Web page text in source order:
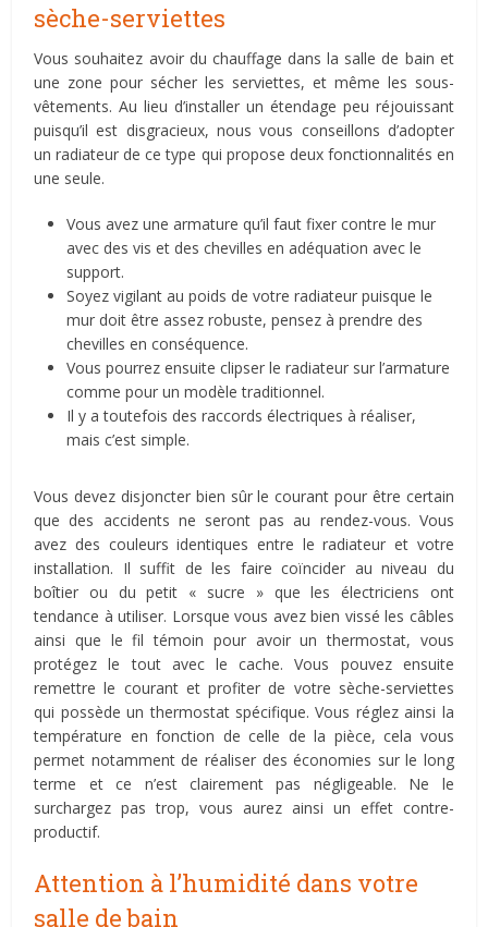
sèche-serviettes
Vous souhaitez avoir du chauffage dans la salle de bain et
une zone pour sécher les serviettes, et même les sous-
vêtements. Au lieu d’installer un étendage peu réjouissant
puisqu’il est disgracieux, nous vous conseillons d’adopter
un radiateur de ce type qui propose deux fonctionnalités en
une seule.
Vous avez une armature qu’il faut fixer contre le mur
avec des vis et des chevilles en adéquation avec le
support.
Soyez vigilant au poids de votre radiateur puisque le
mur doit être assez robuste, pensez à prendre des
chevilles en conséquence.
Vous pourrez ensuite clipser le radiateur sur l’armature
comme pour un modèle traditionnel.
Il y a toutefois des raccords électriques à réaliser,
mais c’est simple.
Vous devez disjoncter bien sûr le courant pour être certain
que des accidents ne seront pas au rendez-vous. Vous
avez des couleurs identiques entre le radiateur et votre
installation. Il suffit de les faire coïncider au niveau du
boîtier ou du petit « sucre » que les électriciens ont
tendance à utiliser. Lorsque vous avez bien vissé les câbles
ainsi que le fil témoin pour avoir un thermostat, vous
protégez le tout avec le cache. Vous pouvez ensuite
remettre le courant et profiter de votre sèche-serviettes
qui possède un thermostat spécifique. Vous réglez ainsi la
température en fonction de celle de la pièce, cela vous
permet notamment de réaliser des économies sur le long
terme et ce n’est clairement pas négligeable. Ne le
surchargez pas trop, vous aurez ainsi un effet contre-
productif.
Attention à l’humidité dans votre
salle de bain